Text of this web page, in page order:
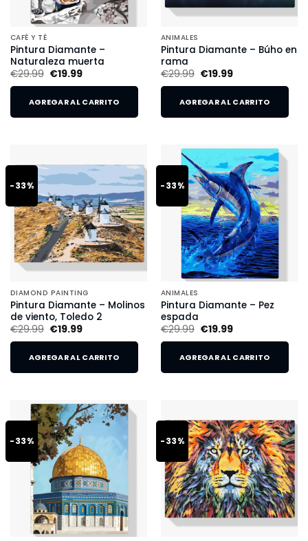
CAFÉ Y TÉ
Pintura Diamante –
Naturaleza muerta
€29.99 €19.99
AGREGAR AL CARRITO
ANIMALES
Pintura Diamante – Búho en
rama
€29.99 €19.99
AGREGAR AL CARRITO
-33%
DIAMOND PAINTING
Pintura Diamante – Molinos
de viento, Toledo 2
€29.99 €19.99
AGREGAR AL CARRITO
-33%
ANIMALES
Pintura Diamante – Pez
espada
€29.99 €19.99
AGREGAR AL CARRITO
-33% -33%